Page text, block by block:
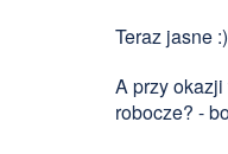
Teraz jasne :)
A przy
robocze? -